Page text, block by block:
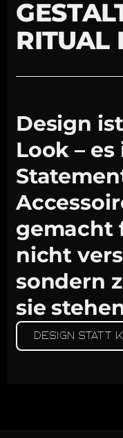
RITUAL
Design
Look –
gemacht
nicht
sondern
sie
Design statt